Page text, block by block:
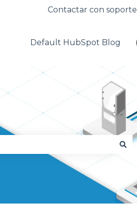
Contactar con soporte
Default HubSpot Blog